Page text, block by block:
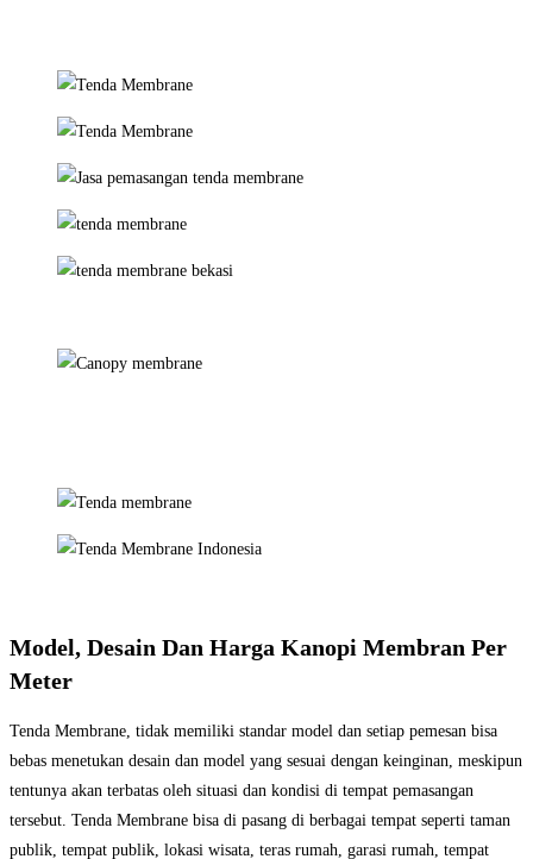
Model, Desain Dan Harga Kanopi Membran Per
Meter
Tenda Membrane, tidak memiliki standar model dan setiap pemesan bisa
bebas menetukan desain dan model yang sesuai dengan keinginan, meskipun
tentunya akan terbatas oleh situasi dan kondisi di tempat pemasangan
tersebut. Tenda Membrane bisa di pasang di berbagai tempat seperti taman
publik, tempat publik, lokasi wisata, teras rumah, garasi rumah, tempat